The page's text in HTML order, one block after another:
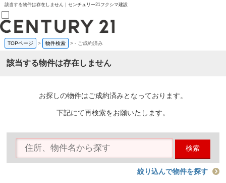
該当する物件は存在しません｜センチュリー21フクシマ建設
売買部
0120-800-844
賃貸部
会員メニュー
物件を探す
購入TOP
条件から探す
TOPページ > 物件検索 >- ご成約済み
該当する物件は存在しません
お探しの物件はご成約済みとなっております。
下記にて再検索をお願いたします。
検索
絞り込んで物件を探す